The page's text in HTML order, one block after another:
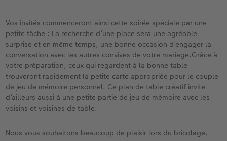
Vos invités commenceront ainsi cette soirée spéciale par une
petite tâche : La recherche d’une place sera une agréable
surprise et en même temps, une bonne occasion d’engager la
conversation avec les autres convives de votre mariage.Grâce à
votre préparation, ceux qui regardent à la bonne table
trouveront rapidement la petite carte appropriée pour le couple
de jeu de mémoire personnel. Ce plan de table créatif invite
d’ailleurs aussi à une petite partie de jeu de mémoire avec les
voisins et voisines de table.
Nous vous souhaitons beaucoup de plaisir lors du bricolage.